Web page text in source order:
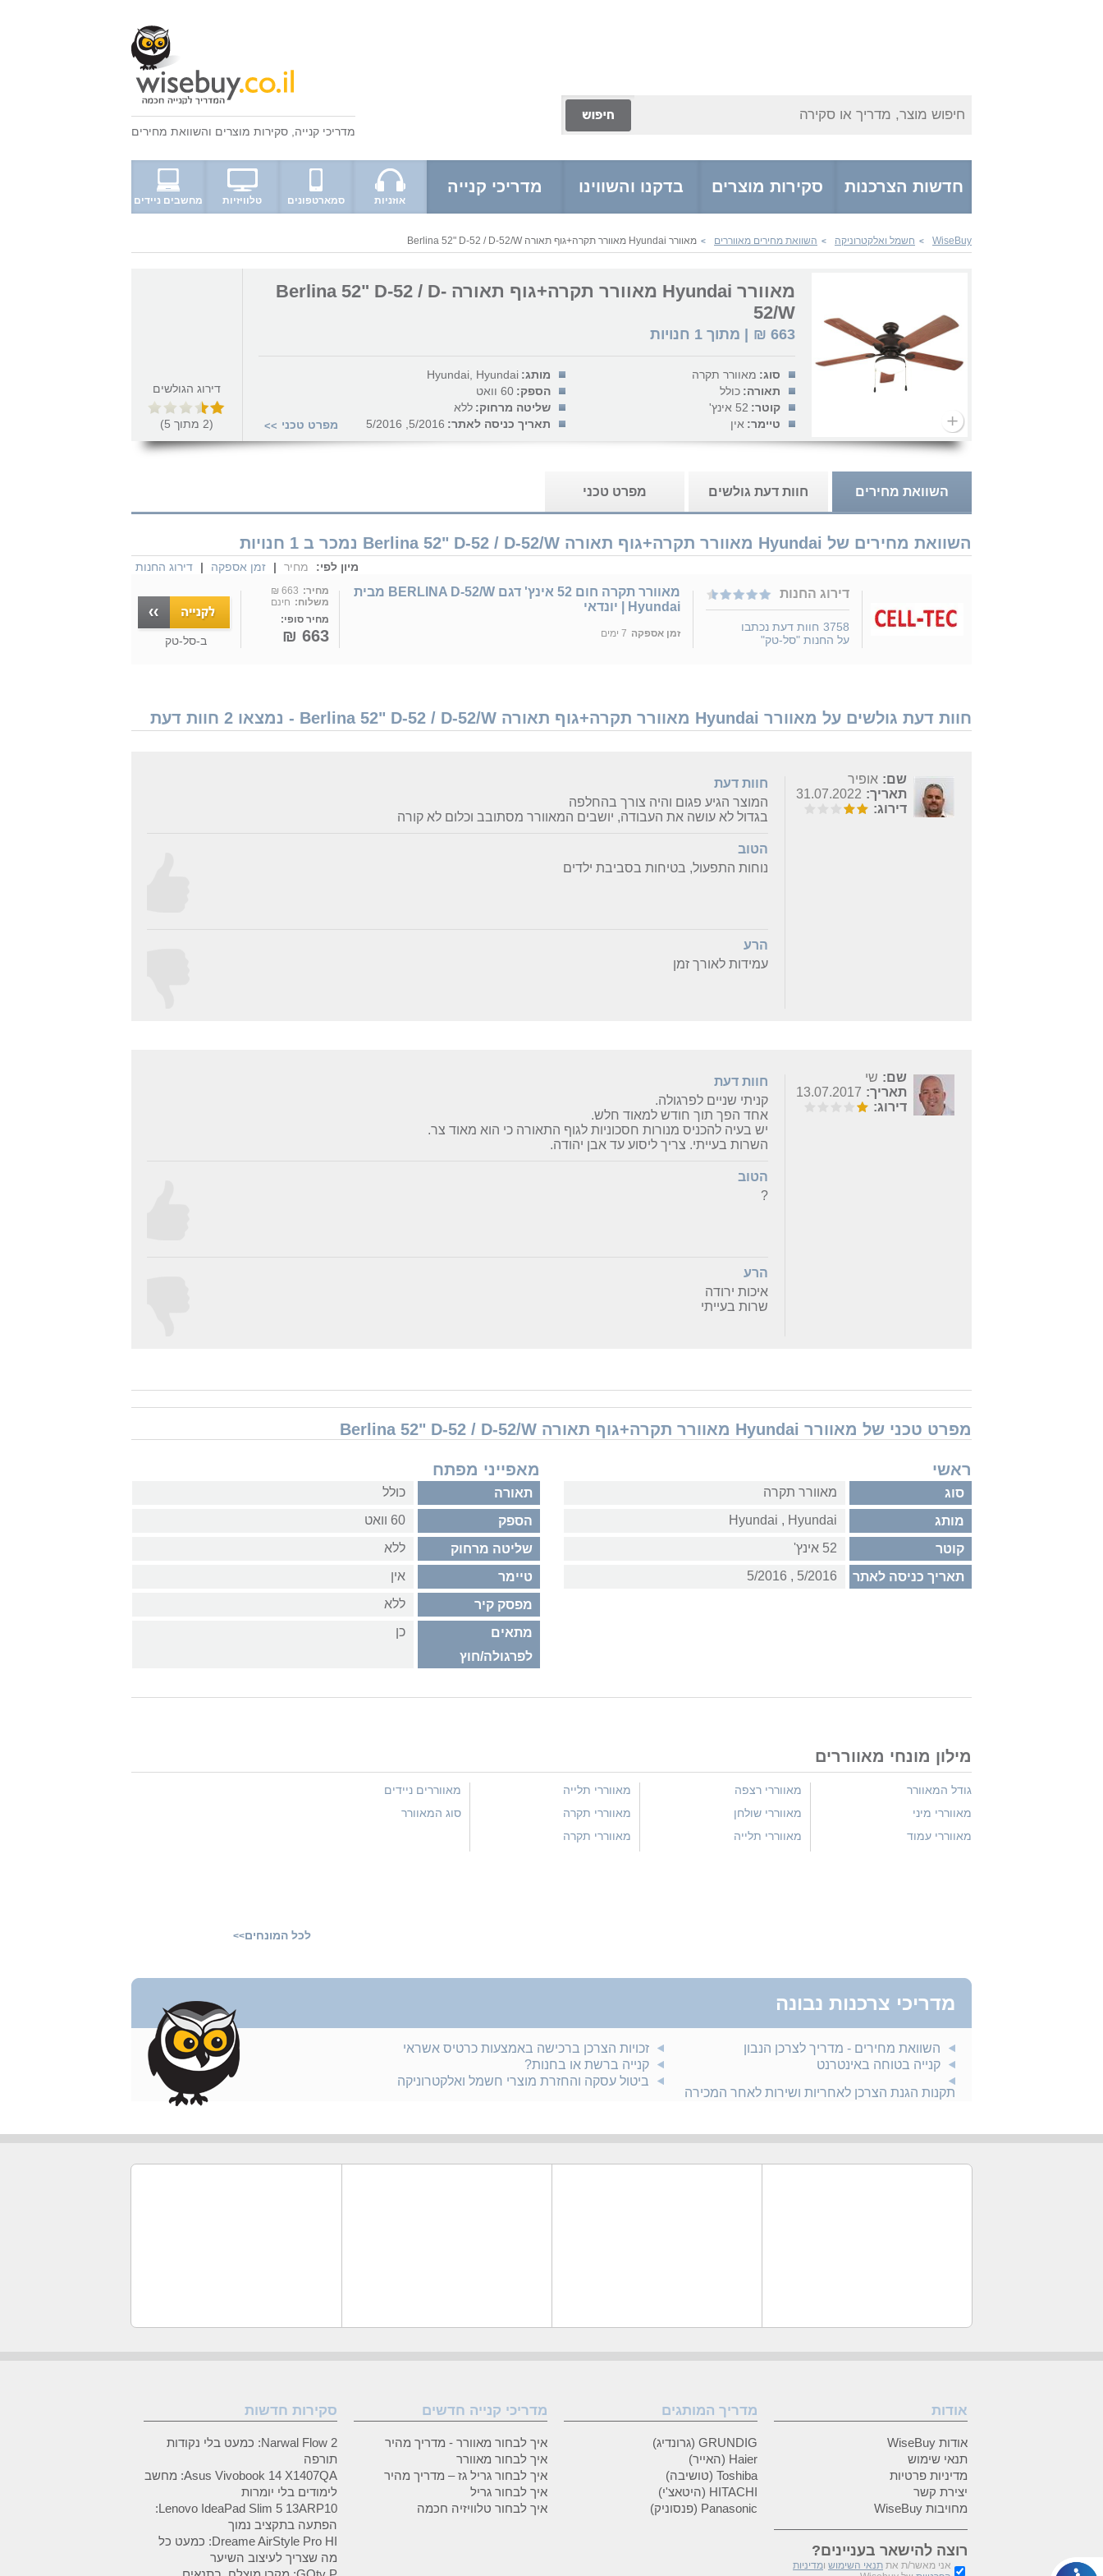
חיפוש מוצר, מדריך או סקירה
מדריכי קנייה סקירות מוצרים והשוואת מחירים
חדשות הצרכנות סקירות מוצרים בדקנו והשווינו מדריכי קנייה
אוזניות סמארטפונים טלוויזיות מחשבים ניידים
WiseBuy
> חשמל ואלקטרוניקה > השוואת מחירים מאווררים > מאוורר Hyundai מאוורר תקרה+גוף תאורה Berlina 52" D-52 / D-52/W
מאוורר Hyundai מאוורר תקרה+גוף תאורה Berlina 52" D-52 / D-
52/W
663
₪ | מתוך 1 חנויות
סוג: מאוורר תקרה מותג: Hyundai, Hyundai
תאורה: כולל הספק: 60 וואט
קוטר: 52 אינץ' שליטה מרחוק: ללא
טיימר: אין תאריך כניסה לאתר: 5/2016, 5/2016 מפרט טכני >>
דירוג הגולשים
(
2 מתוך 5
)
השוואת מחירים חוות דעת גולשים מפרט טכני
השוואת מחירים של Hyundai מאוורר תקרה+גוף תאורה Berlina 52" D-52 / D-52/W נמכר ב 1 חנויות
מיון לפי: מחיר | זמן אספקה | דירוג החנות
דירוג החנות
3758 חוות דעת נכתבו
על החנות "סל-טק"
מאוורר תקרה חום 52 אינץ' דגם BERLINA D-52/W מבית
Hyundai | יונדאי
זמן אספקה 7 ימים
מחיר: 663 ₪
משלוח: חינם
מחיר סופי:
663 ₪ ב-סל-טק
חוות דעת גולשים על מאוורר Hyundai מאוורר תקרה+גוף תאורה Berlina 52" D-52 / D-52/W - נמצאו 2 חוות דעת
שם: אופיר
תאריך: 31.07.2022
דירוג:
חוות דעת
המוצר הגיע פגום והיה צורך בהחלפה
בגדול לא עושה את העבודה, יושבים המאוורר מסתובב וכלום לא קורה
הטוב
נוחות התפעול, בטיחות בסביבת ילדים
הרע
עמידות לאורך זמן
שם: שי
תאריך: 13.07.2017
דירוג:
חוות דעת
קניתי שניים לפרגולה.
אחד הפך תוך חודש למאוד חלש.
יש בעיה להכניס מנורות חסכוניות לגוף התאורה כי הוא מאוד צר.
השרות בעייתי. צריך ליסוע עד אבן יהודה.
הטוב
?
הרע
איכות ירודה
שרות בעייתי
מפרט טכני של מאוורר Hyundai מאוורר תקרה+גוף תאורה Berlina 52" D-52 / D-52/W
ראשי
סוג מאוורר תקרה
מותג Hyundai‏ , ‏Hyundai
קוטר 52 אינץ'
תאריך כניסה לאתר 5/2016‏ , ‏5/2016
מאפייני מפתח
תאורה כולל
הספק 60 וואט
שליטה מרחוק ללא
טיימר אין
מפסק קיר ללא
מתאים
לפרגולה/חוץ
כן
מילון מונחי מאווררים
גודל המאוורר
מאווררי מיני
מאווררי עמוד
מאווררי רצפה
מאווררי שולחן
מאווררי תלייה
מאווררי תלייה
מאווררי תקרה
מאווררי תקרה
מאווררים ניידים
סוג המאוורר
לכל המונחים>>
מדריכי צרכנות נבונה
השוואת מחירים - מדריך לצרכן הנבון
קנייה בטוחה באינטרנט
תקנות הגנת הצרכן לאחריות ושירות לאחר המכירה
זכויות הצרכן ברכישה באמצעות כרטיס אשראי
קנייה ברשת או בחנות?
ביטול עסקה והחזרת מוצרי חשמל ואלקטרוניקה
אודות
אודות WiseBuy
תנאי שימוש
מדיניות פרטיות
יצירת קשר
מחויבות WiseBuy
רוצה להישאר בעניינים?
אני מאשר/ת את תנאי השימוש ומדיניות
מדריך המותגים
GRUNDIG (גרונדיג)
Haier (האייר)
Toshiba (טושיבה)
HITACHI (היטאצ'י)
Panasonic (פנסוניק)
מדריכי קנייה חדשים
איך לבחור מאוורר - מדריך מהיר
איך לבחור מאוורר
איך לבחור גריל גז – מדריך מהיר
איך לבחור גריל
איך לבחור טלוויזיה חכמה
סקירות חדשות
Narwal Flow 2: כמעט בלי נקודות
תורפה
Asus Vivobook 14 X1407QA: מחשב
לימודים בלי יומרות
Lenovo IdeaPad Slim 5 13ARP10:
הפתעה בתקציב נמוך
Dreame AirStyle Pro HI: כמעט כל
מה שצריך לעיצוב השיער